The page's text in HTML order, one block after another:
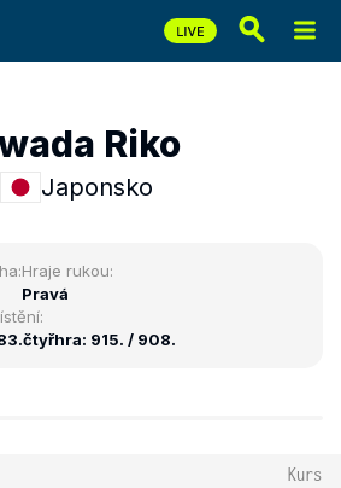
Riko
Japonsko
Hraje rukou:
Pravá
čtyřhra: 915. / 908.
Kurs